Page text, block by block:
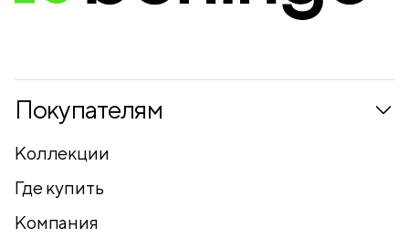
Покупателям
Коллекции
Где купить
Компания